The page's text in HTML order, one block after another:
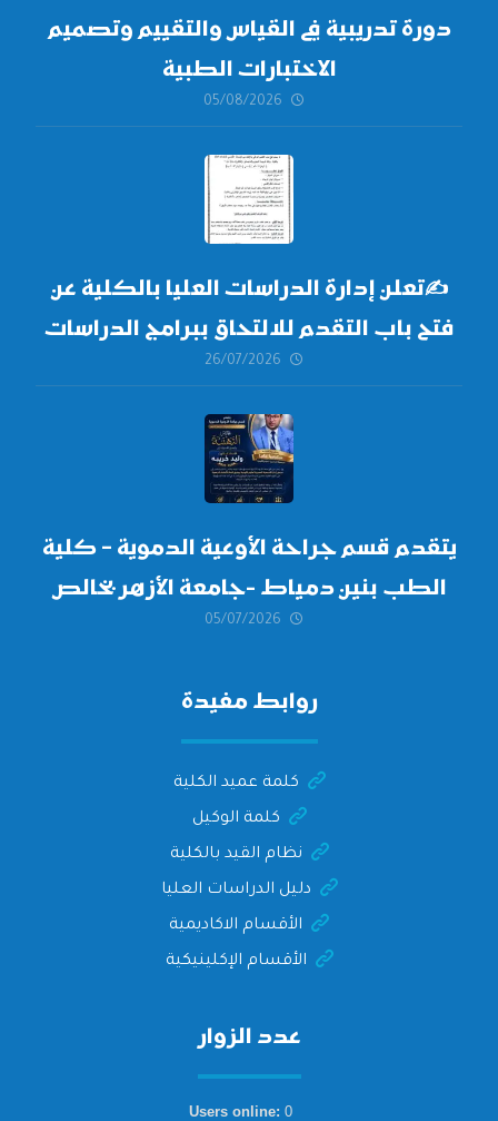
دورة تدريبية في القياس والتقييم وتصميم
الاختبارات الطبية
05/08/2026
✍تعلن إدارة الدراسات العليا بالكلية عن
فتح باب التقدم للالتحاق ببرامج الدراسات
العليا لدورة
أكتوبر 2026،
26/07/2026
يتقدم قسم جراحة الأوعية الدموية – كلية
الطب بنين دمياط -جامعة الأزهر بخالص
التهنئة وأصدق الأمنيات إلى الأستاذ
05/07/2026
روابط مفيدة
كلمة عميد الكلية
كلمة الوكيل
نظام القيد بالكلية
دليل الدراسات العليا
الأقسام الاكاديمية
الأقسام الإكلينيكية
عدد الزوار
Users online: 0